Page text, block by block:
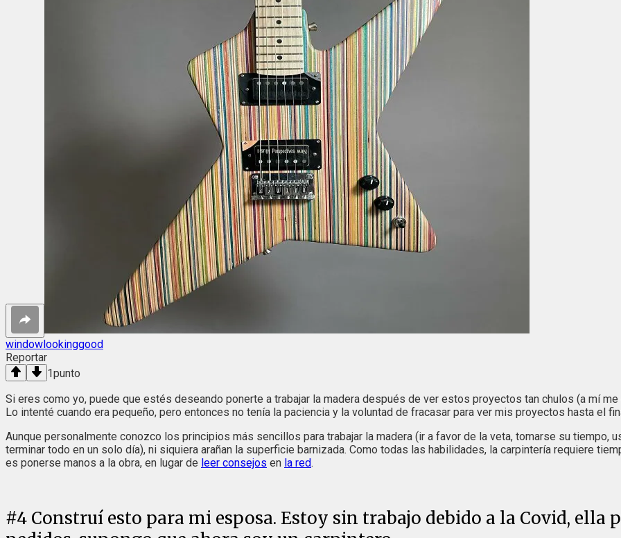
windowlookinggood
Reportar
1punto
Si eres como yo, puede que estés deseando ponerte a trabajar la madera después de ver estos proyectos tan chulos (a mí
Lo intenté cuando era pequeño, pero entonces no tenía la paciencia y la voluntad de fracasar para ver mis proyectos hasta el
Aunque personalmente conozco los principios más sencillos para trabajar la madera (ir a favor de la veta, tomarse su tiempo,
terminar todo en un solo día), ni siquiera arañan la superficie barnizada. Como todas las habilidades, la carpintería requiere
es ponerse manos a la obra, en lugar de leer consejos en la red.
#4 Construí esto para mi esposa. Estoy sin trabajo debido a la Covid, ella